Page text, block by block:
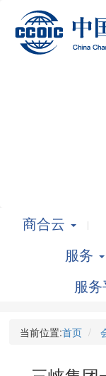
商合云
服务
服
当前位置:首页